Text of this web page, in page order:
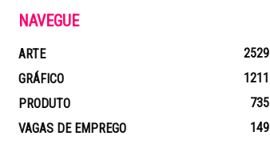
NAVEGUE
ARTE
2529
GRÁFICO
1211
PRODUTO
735
VAGAS DE EMPREGO
149